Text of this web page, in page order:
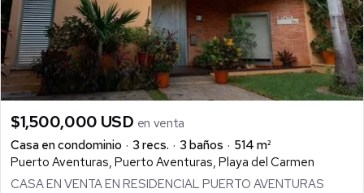
$1,500,000 USD en venta
Casa en condominio
3 recs. 3 baños
514 m²
Puerto Aventuras, Puerto Aventuras, Playa del Carmen
CASA EN VENTA EN RESIDENCIAL PUERTO AVENTURAS